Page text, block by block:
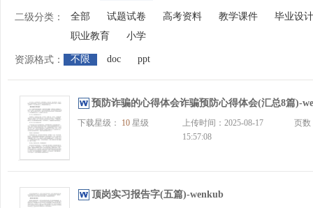
二级分类： 全部 试题试卷 高考资料 教学课件
毕业设计
职业教育
小学
资源格式： 不限 doc ppt
预防诈骗的心得体会诈骗预防心得体会(汇总8篇)-
下载星级： 10 星级
上传时间：2025-08-17
15:57:08
页
顶岗实习报告字(五篇)-wenkub